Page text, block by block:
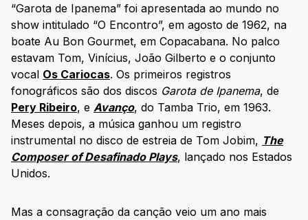
“Garota de Ipanema” foi apresentada ao mundo no
show intitulado “O Encontro”, em agosto de 1962, na
boate Au Bon Gourmet, em Copacabana. No palco
estavam Tom, Vinícius, João Gilberto e o conjunto
vocal Os Cariocas. Os primeiros registros
fonográficos são dos discos Garota de Ipanema, de
Pery Ribeiro, e Avanço, do Tamba Trio, em 1963.
Meses depois, a música ganhou um registro
instrumental no disco de estreia de Tom Jobim, The
Composer of Desafinado Plays, lançado nos Estados
Unidos.
Mas a consagração da canção veio um ano mais